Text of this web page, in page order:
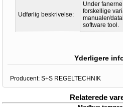
Udførlig beskrivelse:
Under
forskellige
manualer/
software tool.
Yderligere
Producent: S+S REGELTECHNIK
Relaterede